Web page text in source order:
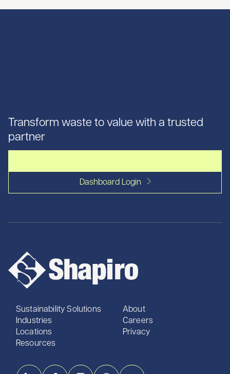
Transform waste to value with a trusted
partner
Dashboard Login
Sustainability Solutions
Industries
Locations
Resources
About
Careers
Privacy